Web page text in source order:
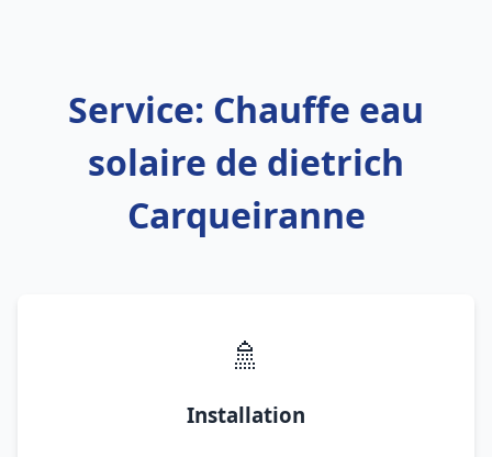
Service: Chauffe eau
solaire de dietrich
Carqueiranne
🚿
Installation